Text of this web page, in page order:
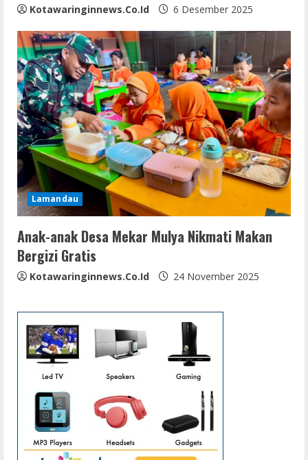
Kotawaringinnews.co.id 6 Desember 2025
Lamandau
Anak-anak Desa Mekar Mulya Nikmati Makan
Bergizi Gratis
Kotawaringinnews.co.id 24 November 2025